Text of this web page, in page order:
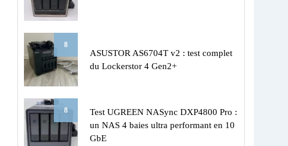
8
ASUSTOR AS6704T v2 : test complet
du Lockerstor 4 Gen2+
8
Test UGREEN NASync DXP4800 Pro :
un NAS 4 baies ultra performant en 10
GbE